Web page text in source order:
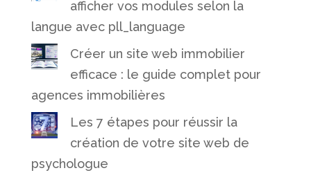
afficher vos modules selon la
langue avec pll_language
Créer un site web immobilier
efficace : le guide complet pour
agences immobilières
Les 7 étapes pour réussir la
création de votre site web de
psychologue